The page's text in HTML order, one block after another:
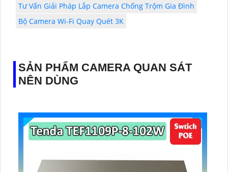
Tư Vấn Giải Pháp Lắp Camera Chống Trộm Gia Đình
Bộ Camera Wi-Fi Quay Quét 3K
SẢN PHẨM CAMERA QUAN SÁT
NÊN DÙNG